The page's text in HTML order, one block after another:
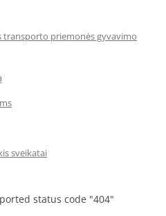
priemonės gyvavimo
sveikatai
status code "404"